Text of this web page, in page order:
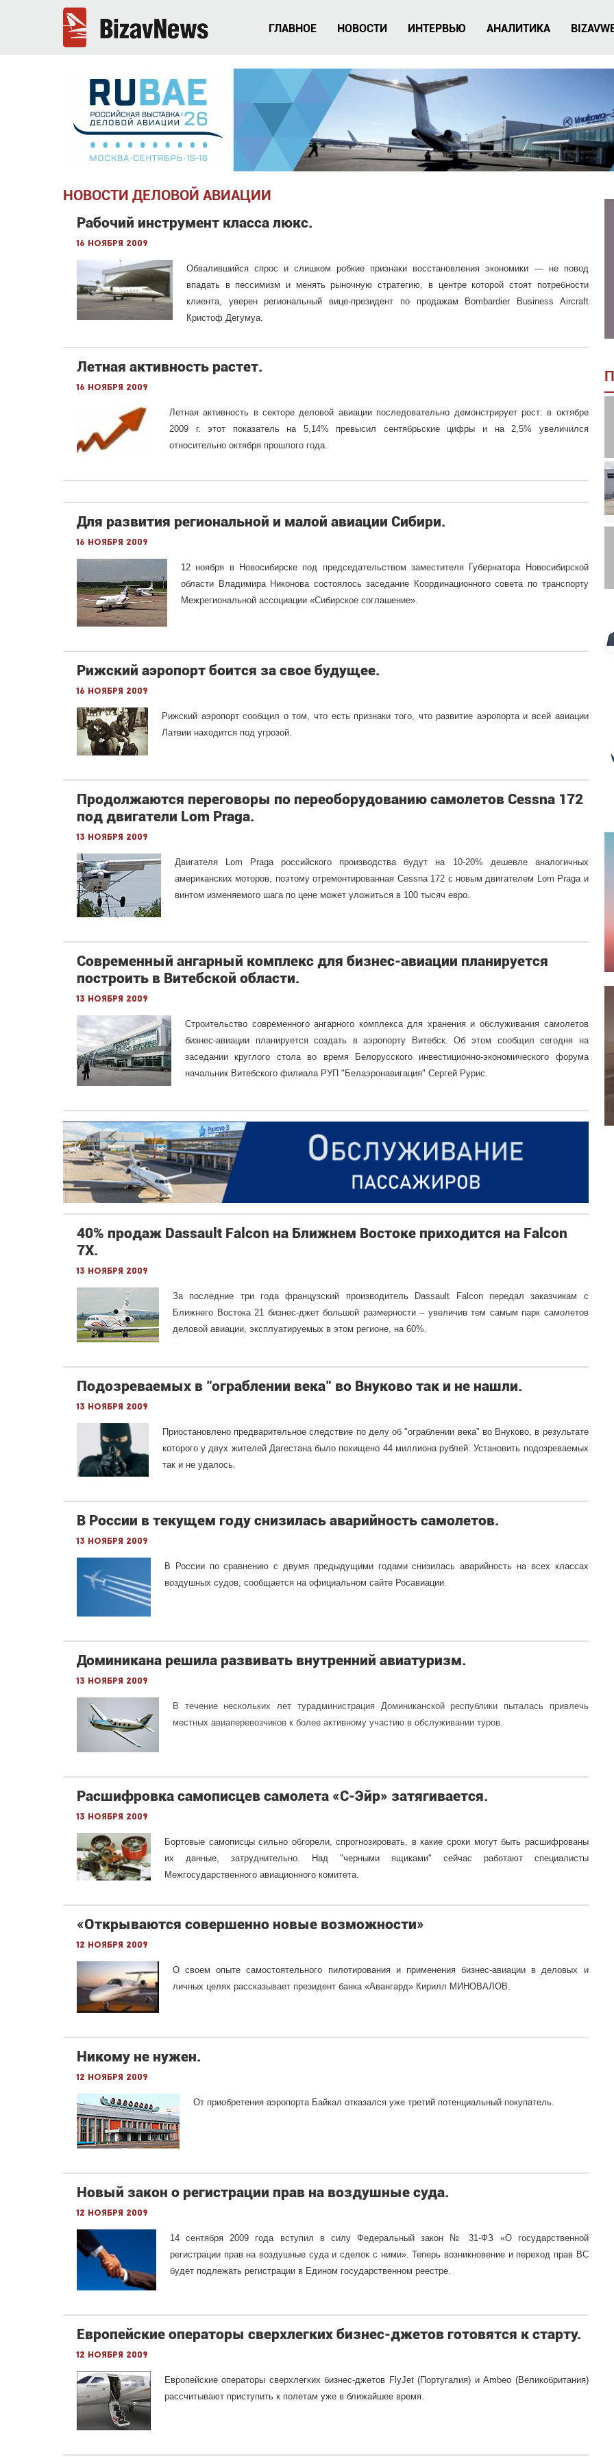
ГЛАВНОЕ НОВОСТИ ИНТЕРВЬЮ АНАЛИТИКА
НОВОСТИ ДЕЛОВОЙ АВИАЦИИ
Рабочий инструмент класса люкс.
16 ноября 2009
Обвалившийся спрос и слишкомробкие признаки восстановленияэкономики — не повод
впадать в пессимизм и менять рыночнуюстратегию, в центре которой стоят потребности
клиента, уверен региональный вице-президент по продажам
Bombardier Business Aircraft
Кристоф Дегумуа.
Летная активность растет.
16 ноября 2009
Летная активность в секторе деловой авиации последовательно демонстрирует рост: в октябре
2009 г. этот показатель на 5,14% превысил сентябрьские цифры и на 2,5% увеличился
относительно октября прошлого года.
Для развития региональной и малой авиации Сибири.
16 ноября 2009
12 ноября в Новосибирске под председательством заместителя Губернатора Новосибирской
области Владимира Никонова состоялось заседание Координационного совета по транспорту
Межрегиональной ассоциации «Сибирское соглашение».
Рижский аэропорт боится за свое будущее.
16 ноября 2009
Рижский аэропорт сообщил о том, что есть признаки того, что развитие аэропорта и всей авиации
Латвии находится под угрозой.
Продолжаются переговоры по переоборудованию самолетов Cessna 172
под двигатели Lom Praga.
13 ноября 2009
Двигателя Lom Praga российского производства будут на 10-20% дешевле аналогичных
американских моторов, поэтому отремонтированная Cessna 172 с новым двигателем Lom Praga и
винтом изменяемого шага по цене может уложиться в 100 тысяч евро.
Современный ангарный комплекс для бизнес-авиации планируется
построить в Витебской области.
13 ноября 2009
Строительство современного ангарного комплекса для хранения и обслуживания самолетов
бизнес-авиации планируется создать в аэропорту Витебск. Об этом сообщил сегодня на
заседании круглого стола во время Белорусского инвестиционно-экономического форума
начальник Витебского филиала РУП "Белаэронавигация" Сергей Рурис.
40% продаж Dassault Falcon на Ближнем Востоке приходится на Falcon
7Х.
13 ноября 2009
За последние три года французский производитель Dassault Falcon передал заказчикам с
Ближнего Востока 21 бизнес-джет большой размерности – увеличив тем самым парк самолетов
деловой авиации, эксплуатируемых в этом регионе, на 60%.
Подозреваемых в "ограблении века" во Внуково так и не нашли.
13 ноября 2009
Приостановлено предварительное следствие по делу об "ограблении века" во Внуково, в результате
которого у двух жителей Дагестана было похищено 44 миллиона рублей. Установить подозреваемых
так и не удалось.
В России в текущем году снизилась аварийность самолетов.
13 ноября 2009
В России по сравнению с двумя предыдущими годами снизилась аварийность на всех классах
воздушных судов, сообщается на официальном сайте Росавиации.
Доминикана решила развивать внутренний авиатуризм.
13 ноября 2009
В течение нескольких лет турадминистрация Доминиканской республики пыталась привлечь
местных авиаперевозчиков к более активному участию в обслуживании туров.
Расшифровка самописцев самолета «С-Эйр» затягивается.
13 ноября 2009
Бортовые самописцы сильно обгорели, спрогнозировать, в какие сроки могут быть расшифрованы
их данные, затруднительно. Над "черными ящиками" сейчас работают специалисты
Межгосударственного авиационного комитета.
«Открываются совершенно новые возможности»
12 ноября 2009
О своем опыте самостоятельного пилотирования и применения бизнес-авиации в деловых и
личных целях рассказывает президент банка «Авангард» Кирилл МИНОВАЛОВ.
Никому не нужен.
12 ноября 2009
От приобретения аэропорта Байкал отказался уже третий потенциальный покупатель.
Новый закон о регистрации прав на воздушные суда.
12 ноября 2009
14 сентября 2009 года вступил в силу Федеральный закон № 31-ФЗ «О государственной
регистрации прав на воздушные суда и сделок с ними». Теперь возникновение и переход прав ВС
будет подлежать регистрации в Едином государственном реестре.
Европейские операторы сверхлегких бизнес-джетов готовятся к старту.
12 ноября 2009
Европейские операторы сверхлегких бизнес-джетов FlyJet (Португалия) и Ambeo (Великобритания)
рассчитывают приступить к полетам уже в ближайшее время.